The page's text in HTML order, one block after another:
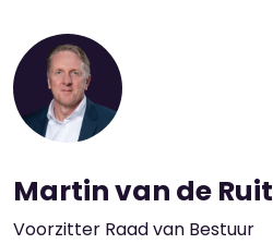
Martin van de Ruit
Voorzitter Raad van Bestuur